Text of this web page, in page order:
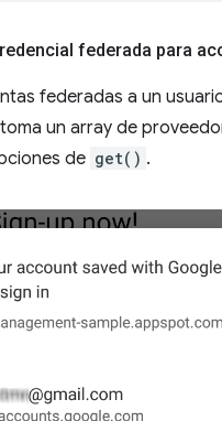
federada para
federadas a un
un array de
de get() .